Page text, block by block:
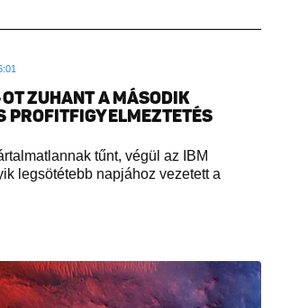
ZUHANT A MÁSODIK
PROFITFIGYELMEZTETÉS
tűnt, végül az IBM
legsötétebb napjához vezetett a